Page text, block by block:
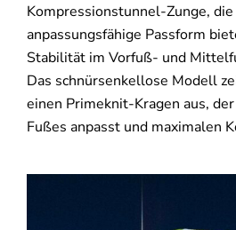
Kompressionstunnel-Zunge,
anpassungsfähige Passform
Stabilität im Vorfuß- und
Das schnürsenkellose Modell
einen Primeknit-Kragen aus,
Fußes anpasst und maximalen